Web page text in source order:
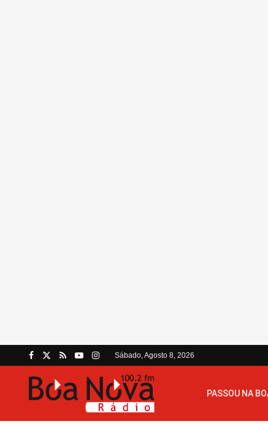
Sábado, Agosto 8, 2026
PASSOU NA